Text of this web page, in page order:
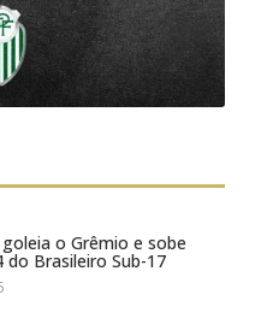
o Grêmio e sobe
do Brasileiro Sub-17